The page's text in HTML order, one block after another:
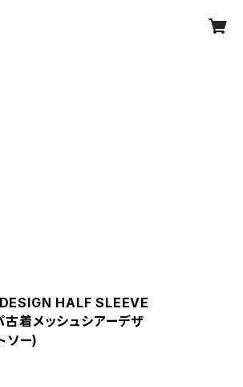
HALF SLEEVE
着メッシュシアーデザ
ソー)